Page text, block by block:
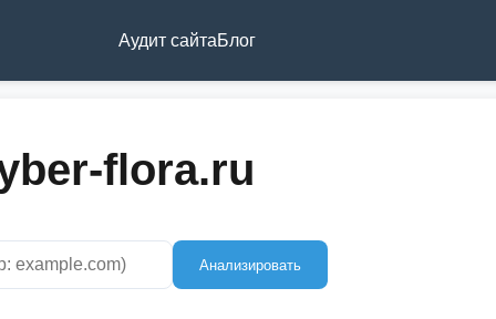
Аудит сайтаБлог
flora.ru
Анализировать